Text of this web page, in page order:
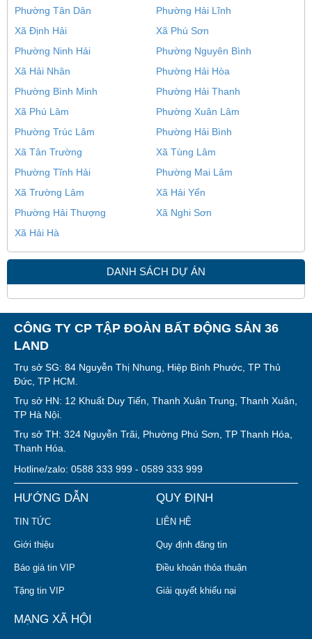
Phường Tân Dân
Phường Hải Lĩnh
Xã Định Hải
Xã Phú Sơn
Phường Ninh Hải
Phường Nguyên Bình
Xã Hải Nhân
Phường Hải Hòa
Phường Bình Minh
Phường Hải Thanh
Xã Phú Lâm
Phường Xuân Lâm
Phường Trúc Lâm
Phường Hải Bình
Xã Tân Trường
Xã Tùng Lâm
Phường Tĩnh Hải
Phường Mai Lâm
Xã Trường Lâm
Xã Hải Yến
Phường Hải Thượng
Xã Nghi Sơn
Xã Hải Hà
DANH SÁCH DỰ ÁN
CÔNG TY CP TẬP ĐOÀN BẤT ĐỘNG SẢN 36
LAND
Trụ sở SG: 84 Nguyễn Thị Nhung, Hiệp Bình Phước, TP Thủ
Đức, TP HCM.
Trụ sở HN: 12 Khuất Duy Tiến, Thanh Xuân Trung, Thanh Xuân,
TP Hà Nội.
Trụ sở TH: 324 Nguyễn Trãi, Phường Phú Sơn, TP Thanh Hóa,
Thanh Hóa.
Hotline/zalo: 0588 333 999 - 0589 333 999
HƯỚNG DẪN
TIN TỨC
Giới thiệu
Báo giá tin VIP
Tặng tin VIP
QUY ĐỊNH
LIÊN HỆ
Quy định đăng tin
Điều khoản thỏa thuận
Giải quyết khiếu nại
MẠNG XÃ HỘI